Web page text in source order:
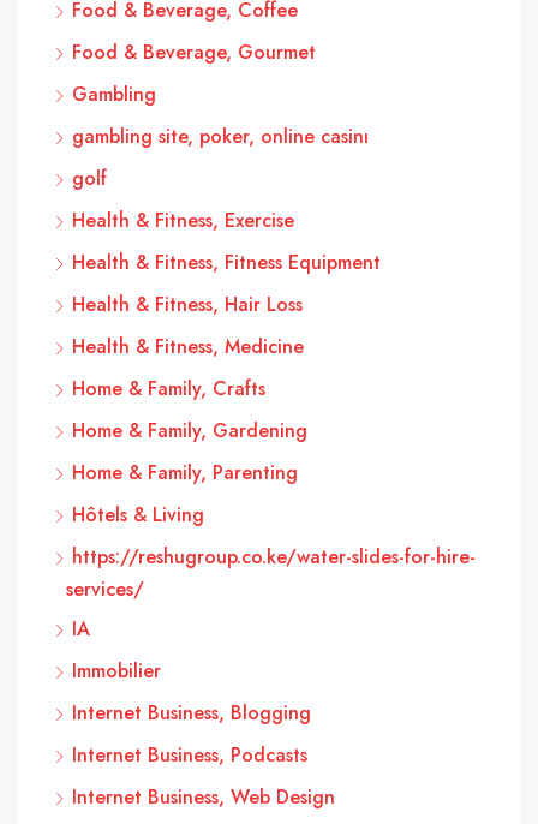
Food & Beverage, Coffee
Food & Beverage, Gourmet
Gambling
gambling site, poker, online casinı
golf
Health & Fitness, Exercise
Health & Fitness, Fitness Equipment
Health & Fitness, Hair Loss
Health & Fitness, Medicine
Home & Family, Crafts
Home & Family, Gardening
Home & Family, Parenting
Hôtels & Living
https://reshugroup.co.ke/water-slides-for-hire-
services/
IA
Immobilier
Internet Business, Blogging
Internet Business, Podcasts
Internet Business, Web Design